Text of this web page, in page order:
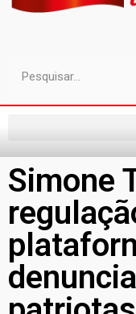
Simone